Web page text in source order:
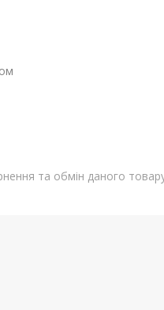
та обмін даного